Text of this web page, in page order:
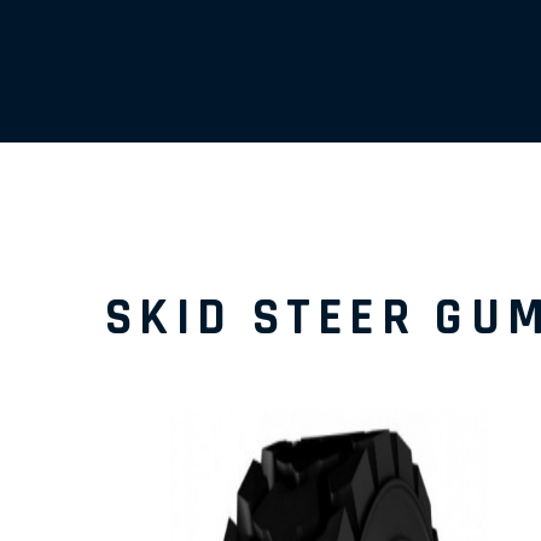
SKID STEER